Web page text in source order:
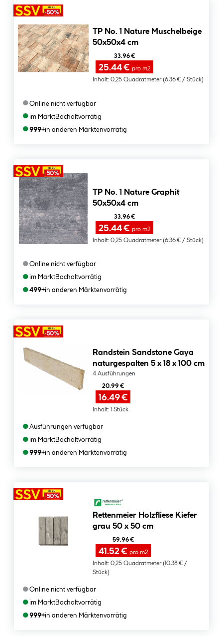
TP No. 1 Nature Muschelbeige
50x50x4 cm
33.96 €
25.44 €pro m2
Inhalt: 0,25 Quadratmeter (6.36 € / Stück)
●Online nicht verfügbar
●im MarktBocholtvorrätig
●999+in anderen Märktenvorrätig
TP No. 1 Nature Graphit
50x50x4 cm
33.96 €
25.44 €pro m2
Inhalt: 0,25 Quadratmeter (6.36 € / Stück)
●Online nicht verfügbar
●im MarktBocholtvorrätig
●499+in anderen Märktenvorrätig
Randstein Sandstone Gaya
naturgespalten 5 x 18 x 100 cm
4 Ausführungen
20.99 €
16.49 €
Inhalt: 1 Stück
●Ausführungen verfügbar
●im MarktBocholtvorrätig
●999+in anderen Märktenvorrätig
Rettenmeier Holzfliese Kiefer
grau 50 x 50 cm
59.96 €
41.52 €pro m2
Inhalt: 0,25 Quadratmeter (10.38 € /
Stück)
●Online nicht verfügbar
●im MarktBocholtvorrätig
●999+in anderen Märktenvorrätig